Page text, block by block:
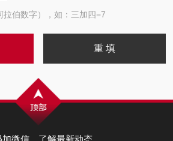
伯数字），如：三加四=7
加微信，了解最新动态